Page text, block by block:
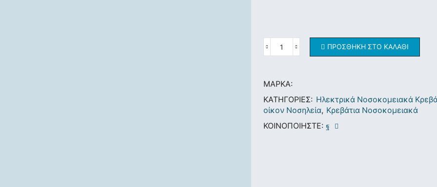
ΠΡΟΣΘΉΚΗ ΣΤΟ ΚΑΛΆΘΙ
ΜΆΡΚΑ:
ΚΑΤΗΓΟΡΊΕΣ: Ηλεκτρικά Νοσοκομειακά
οίκον Νοσηλεία, Κρεβάτια Νοσοκομειακά
ΚΟΙΝΟΠΟΙΉΣΤΕ: